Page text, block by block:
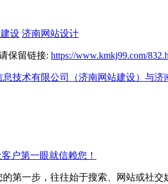
设 济南网站设计
保留链接: https://www.kmkj99.com/
技术有限公司（济南网站建设）与
户第一眼就信赖您！
第一步，往往始于搜索、网站或社